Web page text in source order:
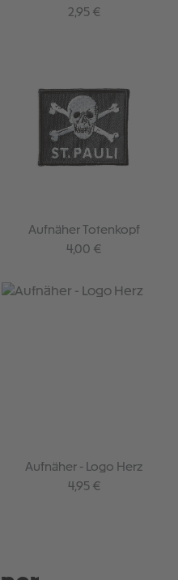
Regulärer Preis:
2,95 €
Aufnäher Totenkopf
Regulärer Preis:
4,00 €
Aufnäher - Logo Herz
Regulärer Preis:
4,95 €